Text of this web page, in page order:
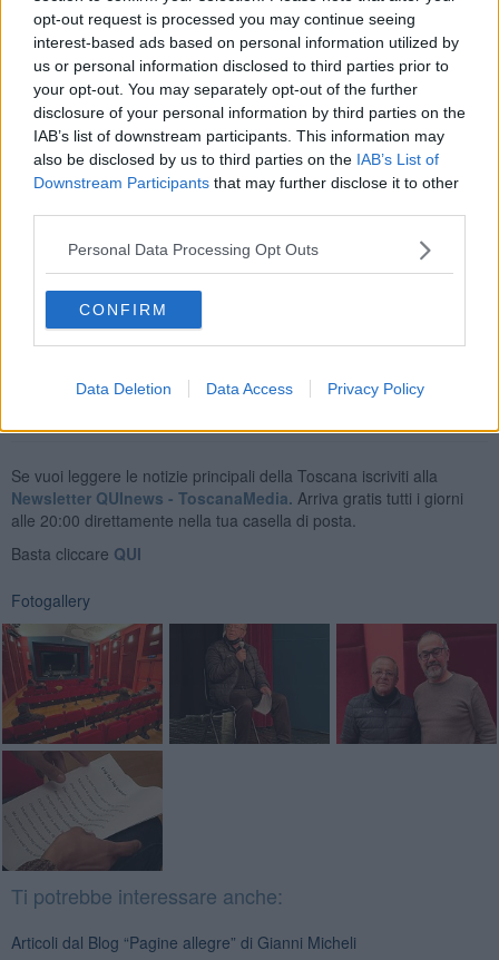
opt-out request is processed you may continue seeing
interest-based ads based on personal information utilized by
us or personal information disclosed to third parties prior to
your opt-out. You may separately opt-out of the further
disclosure of your personal information by third parties on the
IAB’s list of downstream participants. This information may
also be disclosed by us to third parties on the IAB’s List of
Downstream Participants that may further disclose it to other
Personal Data Processing Opt Outs
CONFIRM
Data Deletion Data Access Privacy Policy
specialmente quella che pratichiamo noi in questi giorni del sud
sud-ovest dell’Albania, è un po’ come una bella sposa che nessuno
deve sposare. E deve restare così. Queste influenze non giovano
all’Iso-Polifonia.
Un’ultima domanda. Una curiosità nata a seguito di questi
giorni di laboratorio. Esiste una differenza fra i canti per il coro
femminile e quelli per il coro maschile?
Sì. Le canzoni dedicate al coro femminile sono prevalentemente
canzoni liriche oppure di lutto, di sofferenza, di pianto. Sono più
melodiose. Quelle per il coro maschile cantano di guerre, di virilità,
dell’essere uomini. Sono più dinamiche.
L’intervista è stata possibile anche grazie all’aiuto di Mariel Tahiraj.
Gianni Micheli
Se vuoi leggere le notizie principali della Toscana iscriviti alla
Newsletter QUInews - ToscanaMedia. Arriva gratis tutti i giorni
alle 20:00 direttamente nella tua casella di posta.
Basta cliccare QUI
Fotogallery
Ti potrebbe interessare anche:
Articoli dal Blog “Pagine allegre” di Gianni Micheli